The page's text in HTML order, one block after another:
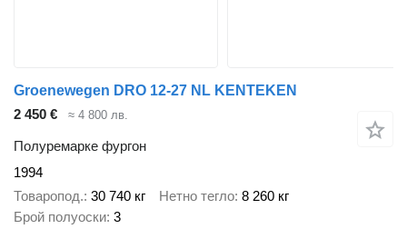
Groenewegen DRO 12-27 NL KENTEKEN
2 450 €
≈ 4 800 лв.
Полуремарке фургон
1994
Товаропод. 30 740 кг Нетно тегло 8 260 кг
Брой полуоски 3